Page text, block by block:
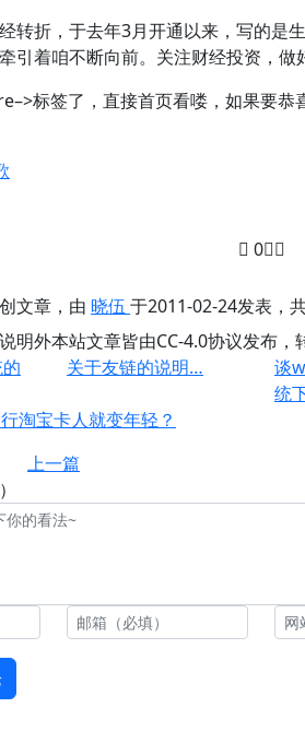
转折，于去年3月开通以来，写的是
引着咱不断向前。关注财经投资，做
标签了，直接首页看喽，如果要恭
0
文章，由 晓伍 于2011-02-24发表，共
明外本站文章皆由CC-4.0协议发布，
关于友链的说明…
谈
统
淘宝卡人就变年轻？
上一篇